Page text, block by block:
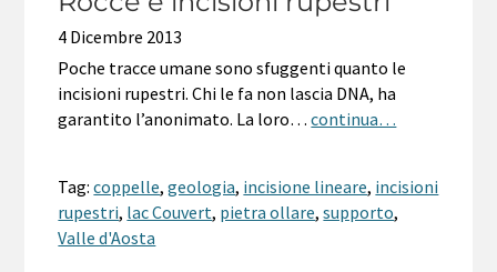
4 Dicembre 2013
Poche tracce umane sono sfuggenti quanto le
incisioni rupestri. Chi le fa non lascia DNA, ha
garantito l’anonimato. La loro…continua…
Tag:coppelle,geologia, incisione lineare, incisioni
rupestri, lac Couvert, pietra ollare,supporto,
Valle d'Aosta